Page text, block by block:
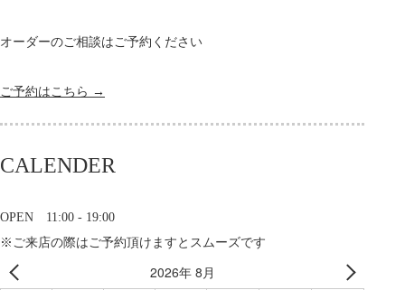
オーダーのご相談はご予約ください
ご予約はこちら →
CALENDER
OPEN 11:00 - 19:00
※ご来店の際はご予約頂けますとスムーズです
2026年 8月